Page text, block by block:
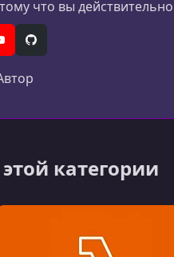
что вы
вы создадите
работодателям.
GitHub
категории